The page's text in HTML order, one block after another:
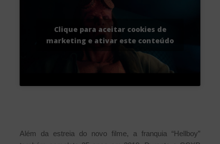
Clique para aceitar cookies de
marketing e ativar este conteúdo
Além da estreia do novo filme, a franquia “Hellboy”